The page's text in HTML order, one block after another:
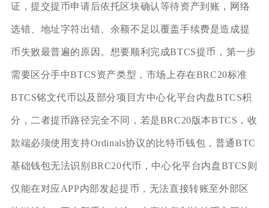
证，提交提币申请后依托区块确认等待资产到账，网络
选错、地址字符出错、余额不足以覆盖手续费是造成提
币失败最普遍的原因。想要顺利完成BTCS提币，第一步
需要区分手中BTCS资产类型，市场上存在BRC20标准
BTCS铭文代币以及部分项目方中心化平台内盘BTCS积
分，二者提币路径完全不同，若是BRC20版本BTCS，收
款端必须使用支持Ordinals协议的比特币钱包，普通BTC
基础钱包无法识别BRC20代币，中心化平台内盘BTCS则
仅能在对应APP内部发起提币，无法直接转账至外部区